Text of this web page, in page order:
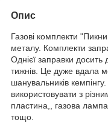
Опис
Газові комплекти
металу. Комплекти
Однієї заправки досить
тижнів. Це дуже вдала
шанувальників
використовувати з
пластина,, газова
тощо.